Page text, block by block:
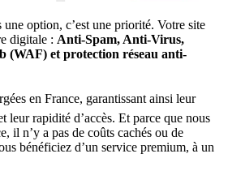
une option, c’est une priorité. Votre site
digitale : Anti-Spam, Anti-Virus,
(WAF) et protection réseau anti-
en France, garantissant ainsi leur
leur rapidité d’accès. Et parce que nous
il n’y a pas de coûts cachés ou de
bénéficiez d’un service premium, à un